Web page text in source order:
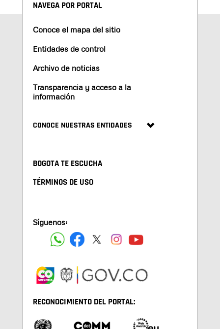
NAVEGA POR PORTAL
Conoce el mapa del sitio
Entidades de control
Archivo de noticias
Transparencia y acceso a la
información
CONOCE NUESTRAS ENTIDADES
BOGOTA TE ESCUCHA
TÉRMINOS DE USO
Síguenos:
RECONOCIMIENTO DEL PORTAL: